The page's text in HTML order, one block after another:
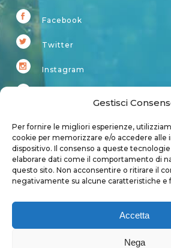
Gestisci
Per fornire le migliori esperienze,
cookie per memorizzare e/o accedere alle
dispositivo. Il consenso a queste
elaborare dati come il comportamento di
questo sito. Non acconsentire o ritirare il
negativamente su alcune caratteristiche e
Accetta
Nega
Facebook
Twitter
Instagram
Account
Login